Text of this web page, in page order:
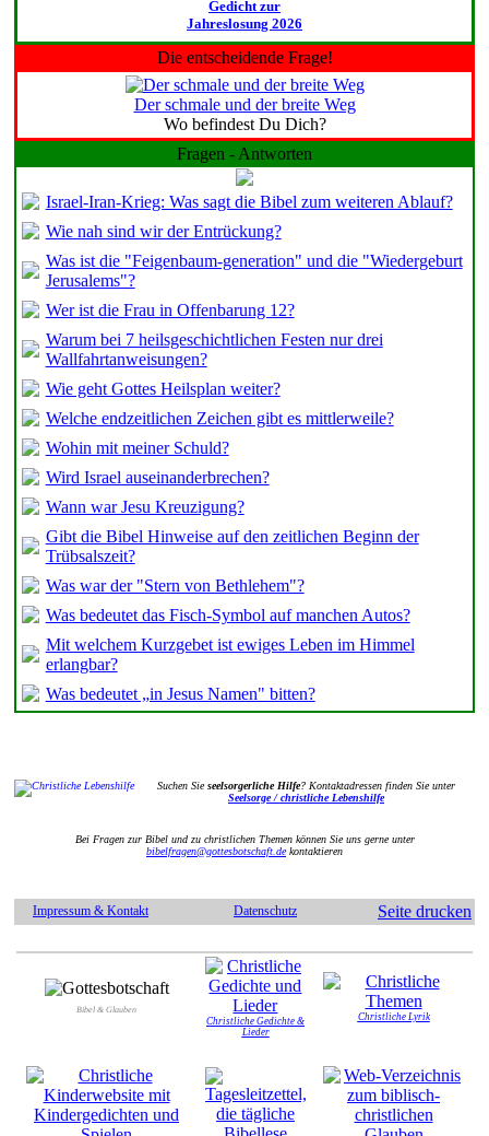
Gedicht zur
Jahreslosung 2026
Die entscheidende Frage!
Der schmale und der breite Weg
Wo befindest Du Dich?
Fragen - Antworten
Israel-Iran-Krieg: Was sagt die Bibel zum weiteren Ablauf?
Wie nah sind wir der Entrückung?
Was ist die "Feigenbaum-generation" und die "Wiedergeburt
Jerusalems"?
Wer ist die Frau in Offenbarung 12?
Warum bei 7 heilsgeschichtlichen Festen nur drei
Wallfahrtanweisungen?
Wie geht Gottes Heilsplan weiter?
Welche endzeitlichen Zeichen gibt es mittlerweile?
Wohin mit meiner Schuld?
Wird Israel auseinanderbrechen?
Wann war Jesu Kreuzigung?
Gibt die Bibel Hinweise auf den zeitlichen Beginn der
Trübsalszeit?
Was war der "Stern von Bethlehem"?
Was bedeutet das Fisch-Symbol auf manchen Autos?
Mit welchem Kurzgebet ist ewiges Leben im Himmel
erlangbar?
Was bedeutet „in Jesus Namen" bitten?
Suchen Sieseelsorgerliche Hilfe? Kontaktadressen finden Sie unter
Seelsorge / christliche Lebenshilfe
Bei Fragen zur Bibel und zu christlichen Themen können Sie uns gerne unter
bibelfragen@gottesbotschaft.dekontaktieren
Impressum & Kontakt Datenschutz Seite drucken
Bibel & Glauben
Christliche Gedichte &
Lieder
Christliche Lyrik